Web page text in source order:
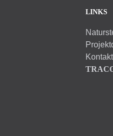
LINKS
Kontakt